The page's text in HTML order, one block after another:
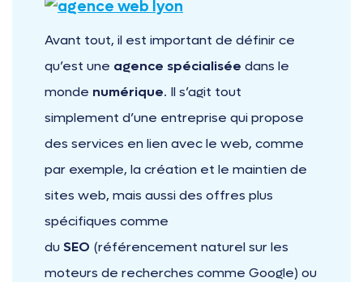
Avant tout, il est important de définir ce
qu’est une agence spécialisée dans le
monde numérique. Il s’agit tout
simplement d’une entreprise qui propose
des services en lien avec le web, comme
par exemple, la création et le maintien de
sites web, mais aussi des offres plus
spécifiques comme
duSEO (référencement naturel sur les
moteurs de recherches comme Google) ou